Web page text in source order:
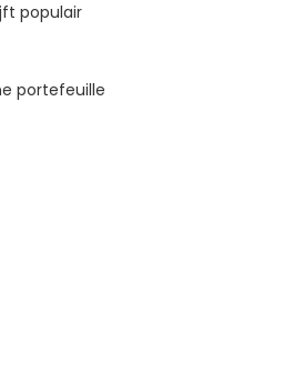
populair
portefeuille